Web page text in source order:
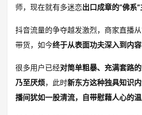
师，现在就有多迷恋出口成章的“佛系
抖音流量的争夺越发激烈，商家直播
带货，如今终于从表面功夫深入到内
很多用户已经对简单粗暴、充满套路
乃至厌烦，此时新东方这种独具知识
播间犹如一股清流，自带慰藉人心的